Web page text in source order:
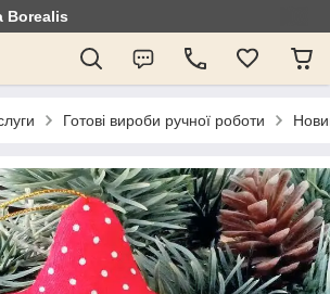
Borealis
Готові вироби ручної роботи